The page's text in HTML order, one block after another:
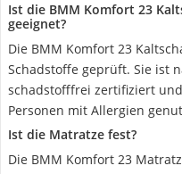
Ist die BMM Komfort 23
geeignet?
Die BMM Komfort 23
Schadstoffe geprüft. Sie ist
schadstofffrei zertifiziert
Personen mit Allergien
Ist die Matratze fest?
Die BMM Komfort 23